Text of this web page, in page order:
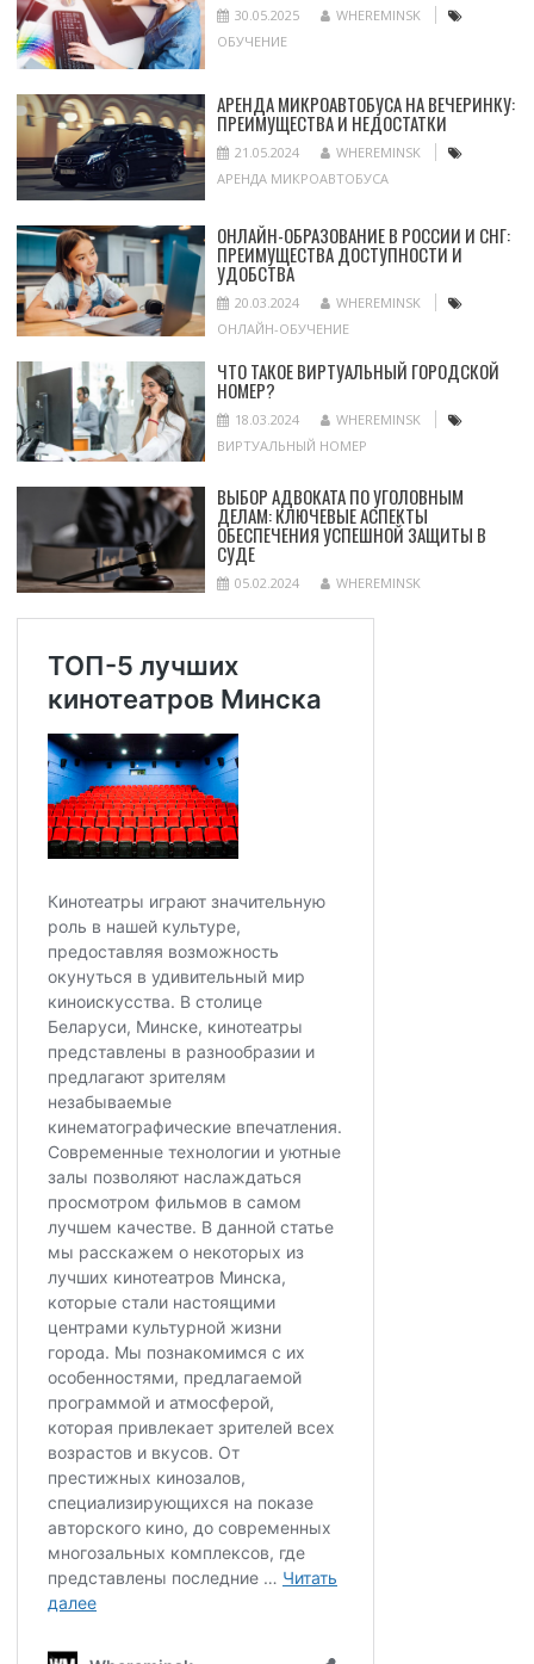
30.05.2025
WHEREMINSK
ОБУЧЕНИЕ
АРЕНДА МИКРОАВТОБУСА НА ВЕЧЕРИНКУ:
ПРЕИМУЩЕСТВА И НЕДОСТАТКИ
21.05.2024
WHEREMINSK
АРЕНДА МИКРОАВТОБУСА
ОНЛАЙН-ОБРАЗОВАНИЕ В РОССИИ И СНГ:
ПРЕИМУЩЕСТВА ДОСТУПНОСТИ И
УДОБСТВА
20.03.2024
WHEREMINSK
ОНЛАЙН-ОБУЧЕНИЕ
ЧТО ТАКОЕ ВИРТУАЛЬНЫЙ ГОРОДСКОЙ
НОМЕР?
18.03.2024
WHEREMINSK
ВИРТУАЛЬНЫЙ НОМЕР
ВЫБОР АДВОКАТА ПО УГОЛОВНЫМ
ДЕЛАМ: КЛЮЧЕВЫЕ АСПЕКТЫ
ОБЕСПЕЧЕНИЯ УСПЕШНОЙ ЗАЩИТЫ В
СУДЕ
05.02.2024 WHEREMINSK